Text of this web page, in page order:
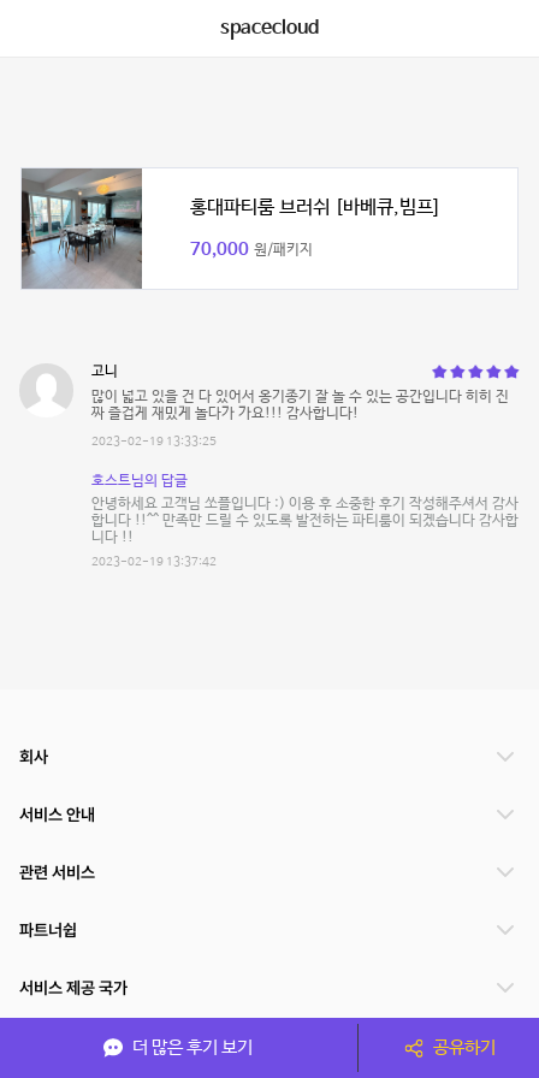
spacecloud
홍대파티룸 브러쉬 [바베큐,빔프]
70,000 원/패키지
고니
많이 넓고 있을 건 다 있어서 옹기종기 잘 놀 수 있는 공간입니다 히히 진
짜 즐겁게 재밌게 놀다가 가요!!! 감사합니다!
2023-02-19 13:33:25
호스트님의 답글
안녕하세요 고객님 쏘플입니다 :) 이용 후 소중한 후기 작성해주셔서 감사
합니다 !!^^ 만족만 드릴 수 있도록 발전하는 파티룸이 되겠습니다 감사합
니다 !!
2023-02-19 13:37:42
더 많은 후기 보기 공유하기
회사
서비스 안내
관련 서비스
파트너쉽
서비스 제공 국가